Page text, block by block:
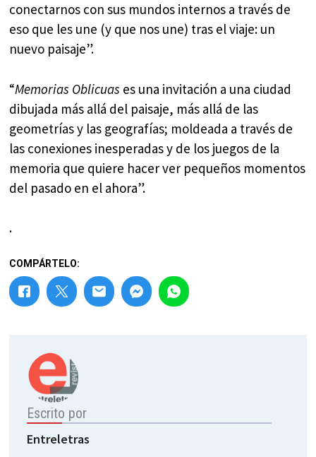
conectarnos con sus mundos internos a través de
eso que les une (y que nos une) tras el viaje: un
nuevo paisaje”.
“Memorias Oblicuas es una invitación a una ciudad
dibujada más allá del paisaje, más allá de las
geometrías y las geografías; moldeada a través de
las conexiones inesperadas y de los juegos de la
memoria que quiere hacer ver pequeños momentos
del pasado en el ahora”.
.
COMPÁRTELO:
Escrito por
Entreletras